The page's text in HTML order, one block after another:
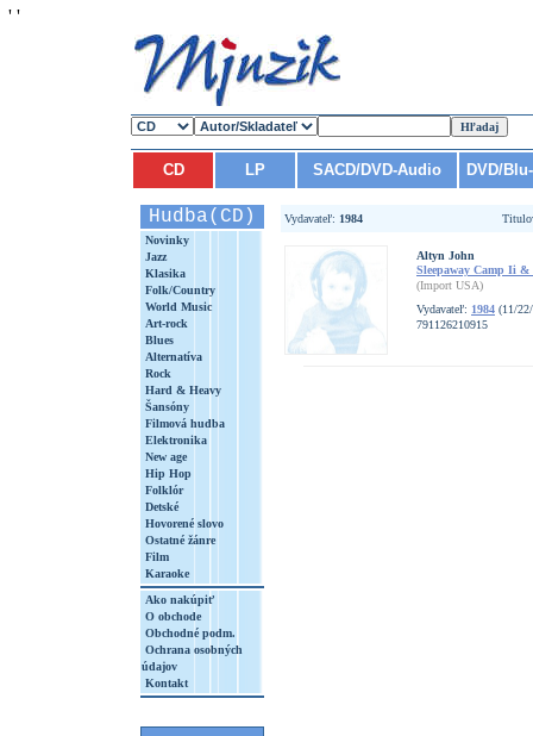
' '
CD LP SACD/DVD-Audio DVD/
Hudba(CD)
Novinky
Jazz
Klasika
Folk/Country
World Music
Art-rock
Blues
Alternatíva
Rock
Hard & Heavy
Šansóny
Filmová hudba
Elektronika
New age
Hip Hop
Folklór
Detské
Hovorené slovo
Ostatné žánre
Film
Karaoke
Ako nakúpiť
O obchode
Obchodné podm.
Ochrana osobných
údajov
Kontakt
Vydavateľ: 1984
Altyn John
Sleepaway Camp Ii
(Import USA)
Vydavateľ: 1984 (11/
791126210915